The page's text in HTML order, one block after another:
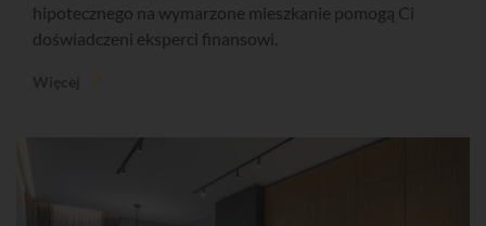
hipotecznego na wymarzone mieszkanie pomogą Ci
doświadczeni eksperci finansowi.